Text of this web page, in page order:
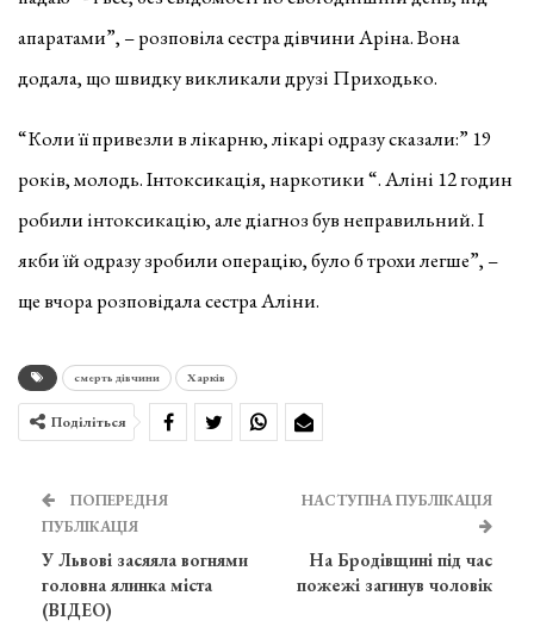
апаратами”, – розповіла сестра дівчини Аріна. Вона
додала, що швидку викликали друзі Приходько.
“Коли її привезли в лікарню, лікарі одразу сказали:” 19
років, молодь. Інтоксикація, наркотики “. Аліні 12 годин
робили інтоксикацію, але діагноз був неправильний. І
якби їй одразу зробили операцію, було б трохи легше”, –
ще вчора розповідала сестра Аліни.
смерть дівчини Харків
Поділіться
ПОПЕРЕДНЯ
ПУБЛІКАЦІЯ
У Львові засяяла вогнями
головна ялинка міста
(ВІДЕО)
НАСТУПНА ПУБЛІКАЦІЯ
На Бродівщині під час
пожежі загинув чоловік